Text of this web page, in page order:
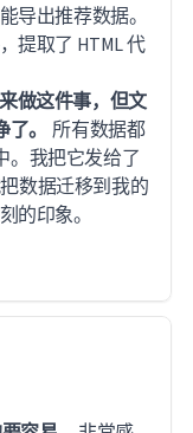
导出推荐数据。
提取了 HTML 代
做这件事，但文
。 所有数据都
。我把它发给了
数据迁移到我的
的印象。